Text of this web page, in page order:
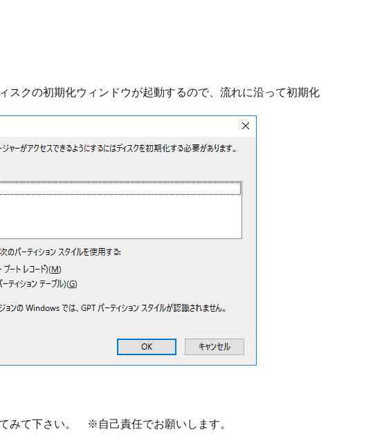
スクの初期化ウィンドウが起動するので、流れに沿って初期化
みて下さい。 ※自己責任でお願いします。